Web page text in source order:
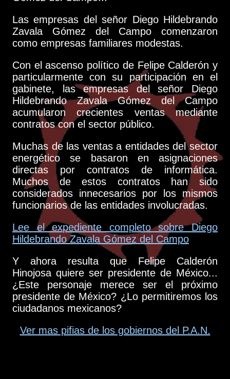
Las empresas del señor Diego Hildebrando
Zavala Gómez del Campo comenzaron
como empresas familiares modestas.
Con el ascenso político de Felipe Calderón y
particularmente con su participación en el
gabinete, las empresas del señor Diego
Hildebrando Zavala Gómez del Campo
acumularon crecientes ventas mediante
contratos con el sector público.
Muchas de las ventas a entidades del sector
energético se basaron en asignaciones
directas por contratos de informática.
Muchos de estos contratos han sido
considerados innecesarios por los mismos
funcionarios de las entidades involucradas.
Lee el expediente completo sobre Diego
Hildebrando Zavala Gómez del Campo
Y ahora resulta que Felipe Calderón
Hinojosa quiere ser presidente de México...
¿Este personaje merece ser el próximo
presidente de México? ¿Lo permitiremos los
ciudadanos mexicanos?
Ver mas pifias de los gobiernos del P.A.N.